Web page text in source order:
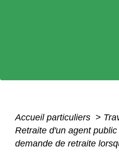
Accueil particuliers >
Retraite d'un agent public
demande de retraite